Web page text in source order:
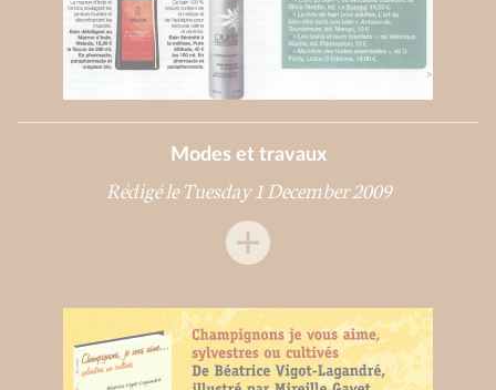
Modes et travaux
Rédigé le Tuesday 1 December 2009